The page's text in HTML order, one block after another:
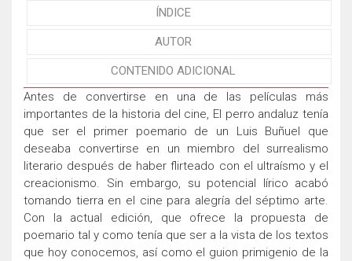
ÍNDICE
AUTOR
CONTENIDO ADICIONAL
Antes de convertirse en una de las películas más
importantes de la historia del cine, El perro andaluz tenía
que ser el primer poemario de un Luis Buñuel que
deseaba convertirse en un miembro del surrealismo
literario después de haber flirteado con el ultraísmo y el
creacionismo. Sin embargo, su potencial lírico acabó
tomando tierra en el cine para alegría del séptimo arte.
Con la actual edición, que ofrece la propuesta de
poemario tal y como tenía que ser a la vista de los textos
que hoy conocemos, así como el guion primigenio de la